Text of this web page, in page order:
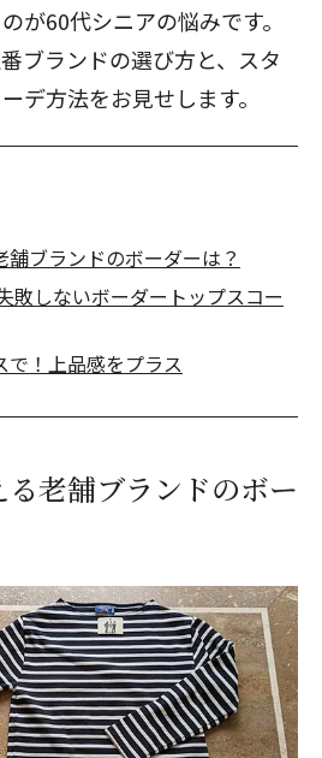
が60代シニアの悩みです。
ブランドの選び方と、スタ
デ方法をお見せします。
ブランドのボーダーは？
敗しないボーダートップスコー
で！上品感をプラス
老舗ブランドのボー